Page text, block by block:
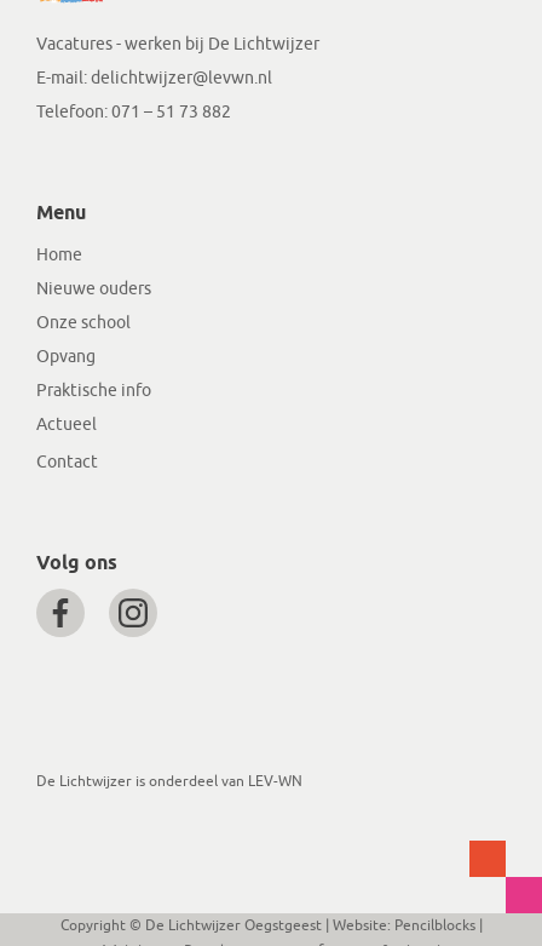
Vacatures - werken bij De Lichtwijzer
E-mail:delichtwijzer@levwn.nl
Telefoon: 071 – 51 73 882
Menu
Home
Nieuwe ouders
Onze school
Opvang
Praktische info
Actueel
Contact
Volg ons
De Lichtwijzer is onderdeel van LEV-WN
Copyright © De Lichtwijzer Oegstgeest| Website: Pencilblocks|